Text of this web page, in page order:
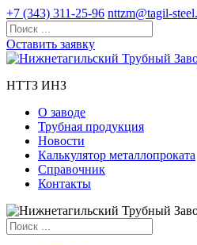
+7 (343) 311-25-96 nttzm@tagil-
Оставить заявку
НТТЗ ИНЗ
О заводе
Трубная продукция
Новости
Калькулятор металлопроката
Справочник
Контакты